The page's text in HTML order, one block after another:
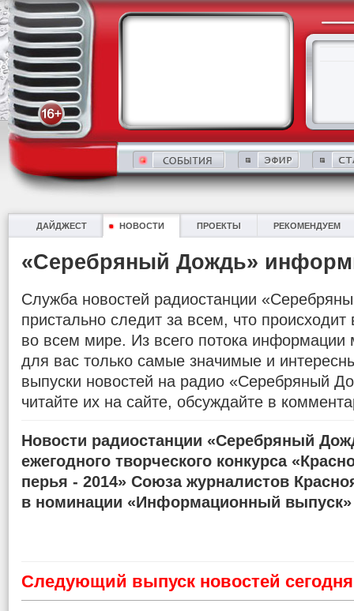
ДАЙДЖЕСТ НОВОСТИ ПРОЕКТЫ РЕКОМЕНДУЕМ
«Серебряный Дождь»
Служба новостей радиостанции
пристально следит за всем, что происходит
во всем мире. Из всего потока информации
для вас только самые значимые и
выпуски новостей на радио «Серебряный
читайте их на сайте, обсуждайте в
Новости радиостанции «Серебряный
ежегодного творческого конкурса
перья - 2014» Союза журналистов
в номинации «Информационный выпуск»
Cледующий выпуск новостей